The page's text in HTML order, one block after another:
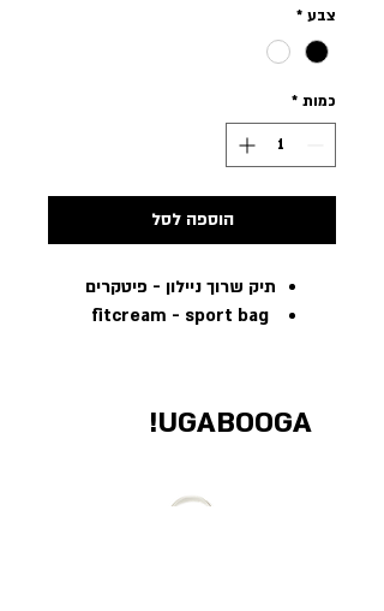
צבע *
כמות *
הוספה לסל
תיק שרוך ניילון - פיטקרים
fitcream - sport bag
UGABOOGA!